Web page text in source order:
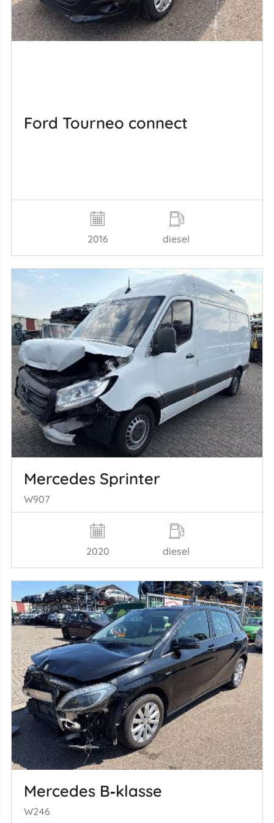
Ford Tourneo connect
2016 diesel
Mercedes Sprinter
W907
2020 diesel
Mercedes B‑klasse
W246